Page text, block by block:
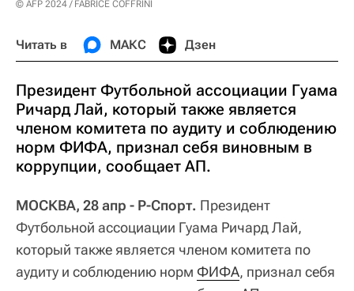
© AFP 2024 / FABRICE COFFRINI
Читать в МАКС Дзен
Президент Футбольной ассоциации Гуама
Ричард Лай, который также является
членом комитета по аудиту и соблюдению
норм ФИФА, признал себя виновным в
коррупции, сообщает АП.
МОСКВА, 28 апр - Р-Спорт. Президент
Футбольной ассоциации Гуама Ричард Лай,
который также является членом комитета по
аудиту и соблюдению норм ФИФА, признал себя